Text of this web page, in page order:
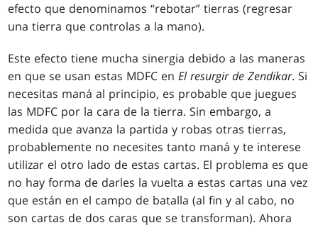
efecto que denominamos “rebotar” tierras (regresar
una tierra que controlas a la mano).
Este efecto tiene mucha sinergia debido a las maneras
en que se usan estas MDFC enEl resurgir de Zendikar. Si
necesitas maná al principio, es probable que juegues
las MDFC por la cara de la tierra. Sin embargo, a
medida que avanza la partida y robas otras tierras,
probablemente no necesites tanto maná y te interese
utilizar el otro lado de estas cartas. El problema es que
no hay forma de darles la vuelta a estas cartas una vez
que están en el campo de batalla (al fin y al cabo, no
son cartas de dos caras que se transforman). Ahora